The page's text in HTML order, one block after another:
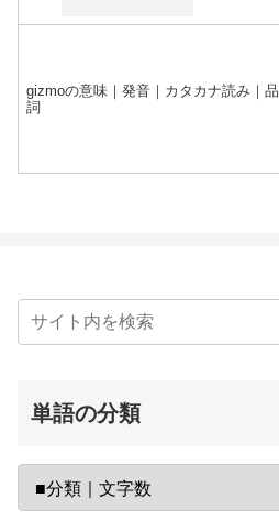
gizmoの意味｜発音｜カタカナ読み｜品
詞
単語の分類